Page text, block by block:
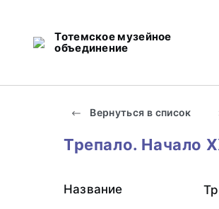
Тотемское музейное
объединение
Вернуться в список
Трепало. Начало
Название